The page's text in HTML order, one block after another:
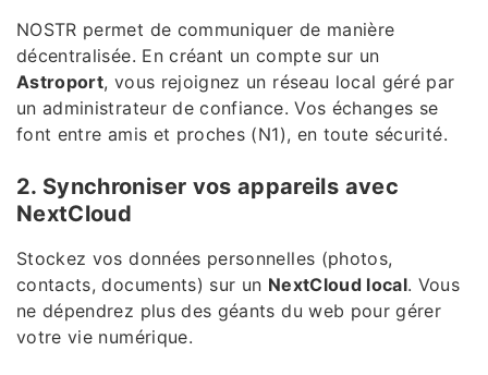
NOSTR permet de communiquer de manière
décentralisée. En créant un compte sur un
Astroport, vous rejoignez un réseau local géré par
un administrateur de confiance. Vos échanges se
font entre amis et proches (N1), en toute sécurité.
2. Synchroniser vos appareils avec
NextCloud
Stockez vos données personnelles (photos,
contacts, documents) sur un NextCloud local. Vous
ne dépendrez plus des géants du web pour gérer
votre vie numérique.